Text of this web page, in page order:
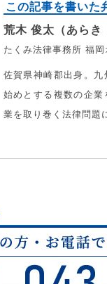
この記事を書いた
荒木 俊太（あらき
たくみ法律事務所 福
佐賀県神崎郡出身。
始めとする複数の企
業を取り巻く法律問題